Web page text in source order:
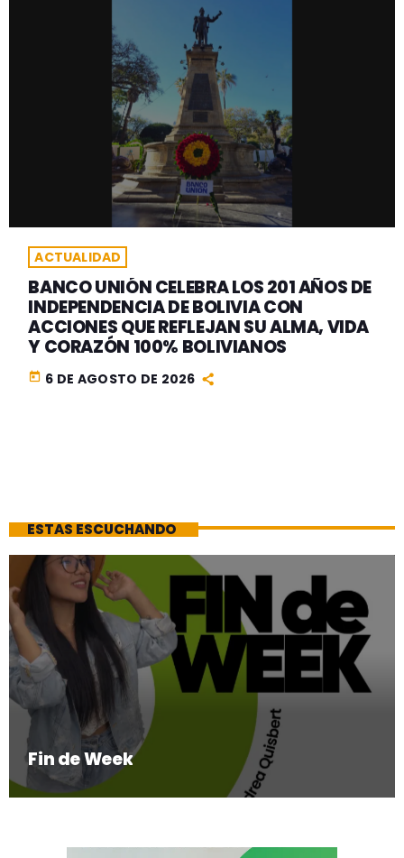
ACTUALIDAD
BANCO UNIÓN CELEBRA LOS 201 AÑOS DE
INDEPENDENCIA DE BOLIVIA CON
ACCIONES QUE REFLEJAN SU ALMA, VIDA
Y CORAZÓN 100% BOLIVIANOS
today 6 DE AGOSTO DE 2026
ESTAS ESCUCHANDO
Fin de Week